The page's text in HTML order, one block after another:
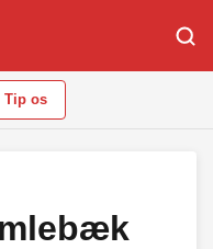
Tip os